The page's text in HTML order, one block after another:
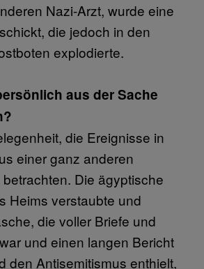
Nazi-Arzt, wurde eine
die jedoch in den
explodierte.
aus der Sache
die Ereignisse in
einer ganz anderen
Die ägyptische
Heims verstaubte und
die voller Briefe und
und einen langen Bericht
den Antisemitismus enthielt,